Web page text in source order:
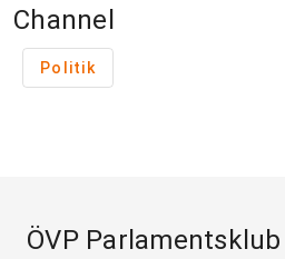
Channel
Politik
ÖVP Parlamentsklub